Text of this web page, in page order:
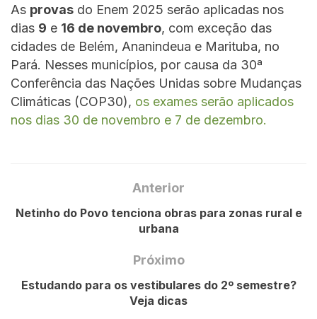
As provas do Enem 2025 serão aplicadas nos
dias 9 e 16 de novembro, com exceção das
cidades de Belém, Ananindeua e Marituba, no
Pará. Nesses municípios, por causa da 30ª
Conferência das Nações Unidas sobre Mudanças
Climáticas (COP30), os exames serão aplicados
nos dias 30 de novembro e 7 de dezembro.
Anterior
Netinho do Povo tenciona obras para zonas rural e
urbana
Próximo
Estudando para os vestibulares do 2º semestre?
Veja dicas